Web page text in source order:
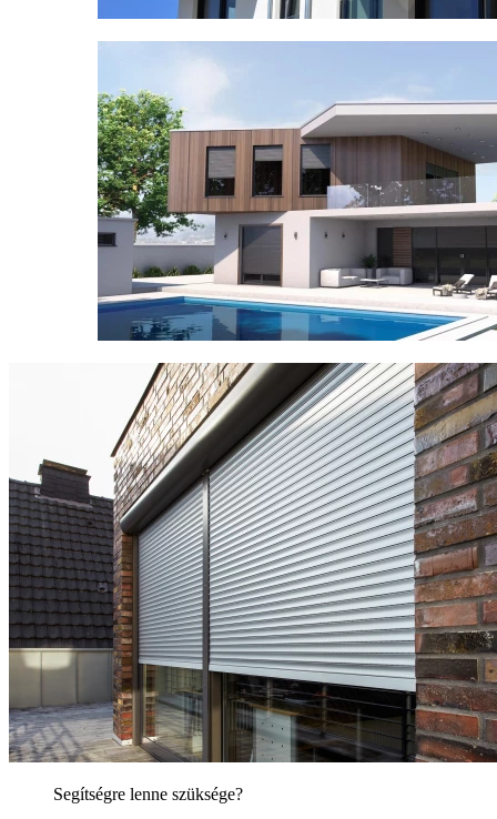
Segítségre lenne szüksége?